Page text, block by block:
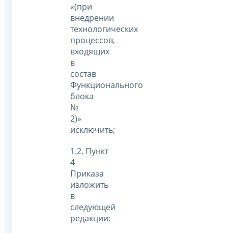
«(при
внедрении
технологических
процессов,
входящих
в
состав
Функционального
блока
№
2)»
исключить;
1.2. Пункт
4
Приказа
изложить
в
следующей
редакции: